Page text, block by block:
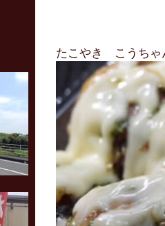
たこやき こうちゃ